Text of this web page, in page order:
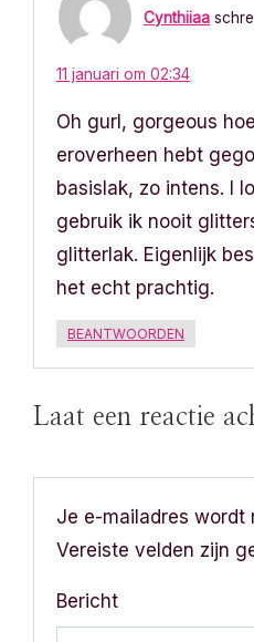
Cynthiiaa
11 januari om 02:34
Oh gurl, gorgeous
eroverheen hebt
basislak, zo intens. I
gebruik ik nooit
glitterlak. Eigenlijk
het echt prachtig.
BEANTWOORDEN
Laat een reactie
Je e-mailadres wordt
Vereiste velden zijn
Bericht